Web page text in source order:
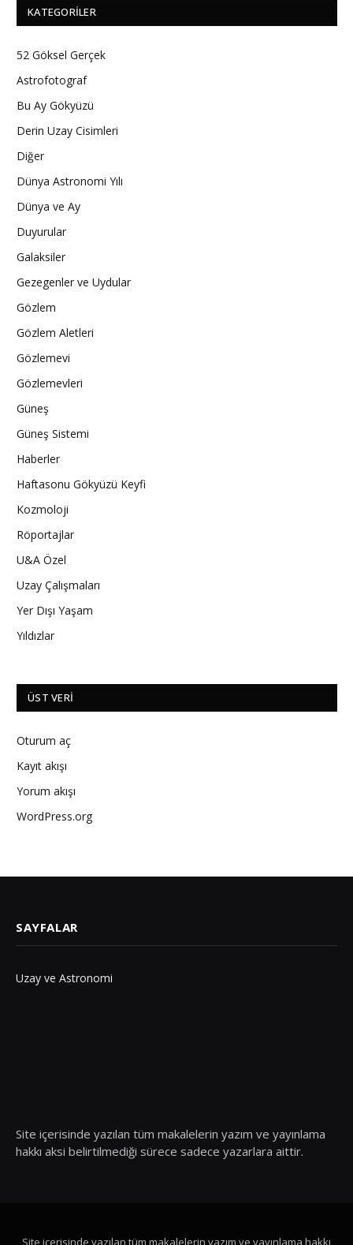
KATEGORILER
52 Göksel Gerçek
Astrofotograf
Bu Ay Gökyüzü
Derin Uzay Cisimleri
Diğer
Dünya Astronomi Yılı
Dünya ve Ay
Duyurular
Galaksiler
Gezegenler ve Uydular
Gözlem
Gözlem Aletleri
Gözlemevi
Gözlemevleri
Güneş
Güneş Sistemi
Haberler
Haftasonu Gökyüzü Keyfi
Kozmoloji
Röportajlar
U&A Özel
Uzay Çalışmaları
Yer Dışı Yaşam
Yıldızlar
ÜST VERI
Oturum aç
Kayıt akışı
Yorum akışı
WordPress.org
SAYFALAR
Uzay ve Astronomi
Site içerisinde yazılan tüm makalelerin yazım ve yayınlama
hakkı aksi belirtilmediği sürece sadece yazarlara aittir.
Site içerisinde yazılan tüm makalelerin yazım ve yayınlama hakkı